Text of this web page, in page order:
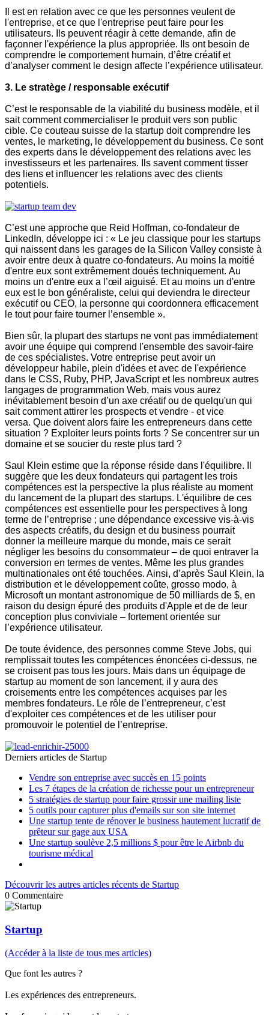
Il est en relation avec ce que les personnes veulent de
l'entreprise, et ce que l'entreprise peut faire pour les
utilisateurs. Ils peuvent réagir à cette demande, afin de
façonner l'expérience la plus appropriée. Ils ont besoin de
comprendre le comportement humain, d’être créatif et
d’analyser comment le design affecte l’expérience utilisateur.
3. Le stratège / responsable exécutif
C’est le responsable de la viabilité du business modèle, et il
sait comment commercialiser le produit vers son public
cible. Ce couteau suisse de la startup doit comprendre les
ventes, le marketing, le développement du business. Ce sont
des experts dans le développement des relations avec les
investisseurs et les partenaires. Ils savent comment tisser
des liens et influencer les relations avec des clients
potentiels.
C’est une approche que Reid Hoffman, co-fondateur de
LinkedIn, développe ici : « Le jeu classique pour les startups
qui naissent dans les garages de la Silicon Valley consiste à
avoir entre deux à quatre co-fondateurs. Au moins la moitié
d'entre eux sont extrêmement doués techniquement. Au
moins un d'entre eux a l’œil aiguisé. Et au moins un d'entre
eux est le bon généraliste, celui qui deviendra le directeur
exécutif ou CEO, la personne qui coordonnera efficacement
le tout pour faire tourner l’ensemble ».
Bien sûr, la plupart des startups ne vont pas immédiatement
avoir une équipe qui comprend l'ensemble des savoir-faire
de ces spécialistes. Votre entreprise peut avoir un
développeur habile, plein d'idées et avec de l'expérience
dans le CSS, Ruby, PHP, JavaScript et les nombreux autres
langages de programmation Web, mais vous aurez
inévitablement besoin d’un axe créatif ou de quelqu'un qui
sait comment attirer les prospects et vendre - et vice
versa. Que doivent alors faire les entrepreneurs dans cette
situation ? Exploiter leurs points forts ? Se concentrer sur un
domaine et se soucier du reste plus tard ?
Saul Klein estime que la réponse réside dans l'équilibre. Il
suggère que les deux fondateurs qui partagent les trois
compétences est la perspective la plus réaliste au moment
du lancement de la plupart des startups. L'équilibre de ces
compétences est essentielle pour les perspectives à long
terme de l’entreprise ; une dépendance excessive vis-à-vis
des aspects créatifs, du design et du business pourrait
donner la meilleure marque du monde, mais ce serait
négliger les besoins du consommateur – de quoi entraver la
conversion en termes de ventes. Même les plus grandes
multinationales ont été touchées. Ainsi, d’après Saul Klein, la
distribution et le développement coûte, grosso modo, à
Microsoft un montant astronomique de 50 milliards de $, en
raison du design épuré des produits d'Apple et de de leur
conception plus conviviale – fortement orientée sur
l’expérience utilisateur.
De toute évidence, des personnes comme Steve Jobs, qui
remplissait toutes les compétences énoncées ci-dessus, ne
se croisent pas tous les jours. Mais dans un équipage de
startup au moment de son lancement, il y aura des
croisements entre les compétences acquises par les
membres fondateurs. Le rôle de l’entrepreneur, c’est
d'exploiter ces compétences et de les utiliser pour
promouvoir le potentiel de l’entreprise.
Derniers articles de Startup
Vendre son entreprise avec succès en 15 points
Les 7 étapes de la création de richesse pour un entrepreneur
5 stratégies de startup pour faire grossir une mailing liste
5 outils pour capturer plus d'emails sur son site internet
Une startup tente de rénover le business hautement lucratif de
prêteur sur gage aux USA
Une startup soulève 2,5 millions $ pour être le Airbnb du
tourisme médical
Découvrir les autres articles récents de Startup
0 Commentaire
Startup
(Accéder à la liste de tous mes articles)
Que font les autres ?
Les expériences des entrepreneurs.